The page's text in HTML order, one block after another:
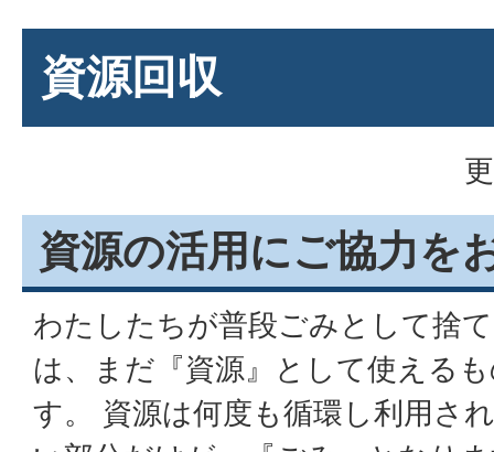
資源回収
資源の活用にご協力を
わたしたちが普段ごみとして捨
は、まだ『資源』として使える
す。 資源は何度も循環し利用さ